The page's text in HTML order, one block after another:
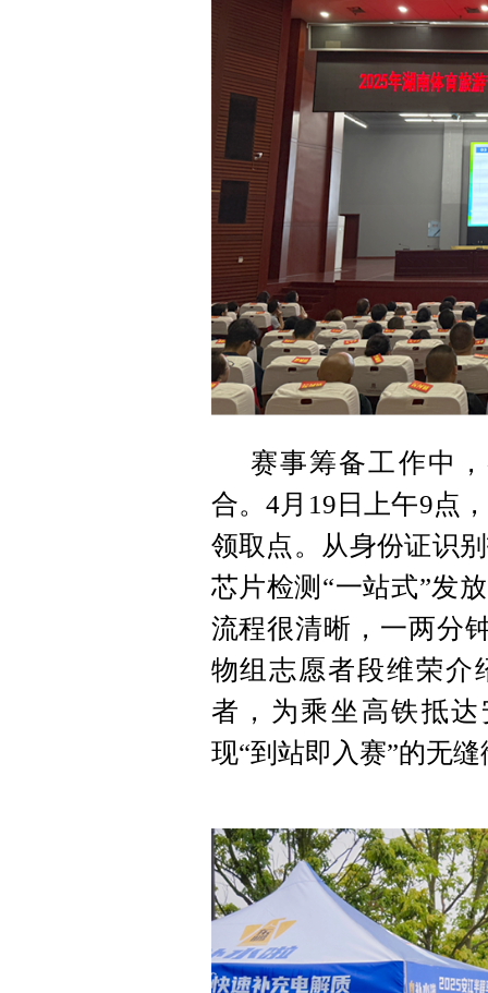
赛事筹备工作中
合。4月19日上午9点
领取点。从身份证识
芯片检测“一站式”发
流程很清晰，一两分
物组志愿者段维荣介
者，为乘坐高铁抵
现“到站即入赛”的无